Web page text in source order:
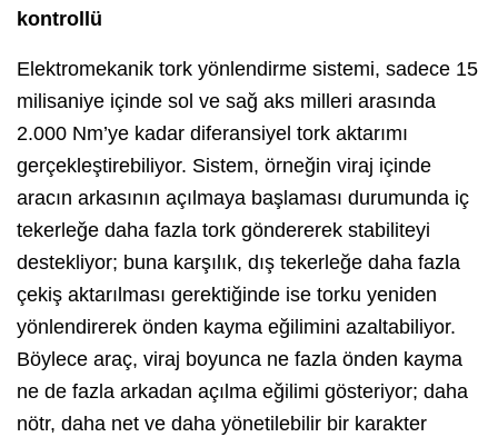
kontrollü
Elektromekanik tork yönlendirme sistemi, sadece 15
milisaniye içinde sol ve sağ aks milleri arasında
2.000 Nm’ye kadar diferansiyel tork aktarımı
gerçekleştirebiliyor. Sistem, örneğin viraj içinde
aracın arkasının açılmaya başlaması durumunda iç
tekerleğe daha fazla tork göndererek stabiliteyi
destekliyor; buna karşılık, dış tekerleğe daha fazla
çekiş aktarılması gerektiğinde ise torku yeniden
yönlendirerek önden kayma eğilimini azaltabiliyor.
Böylece araç, viraj boyunca ne fazla önden kayma
ne de fazla arkadan açılma eğilimi gösteriyor; daha
nötr, daha net ve daha yönetilebilir bir karakter